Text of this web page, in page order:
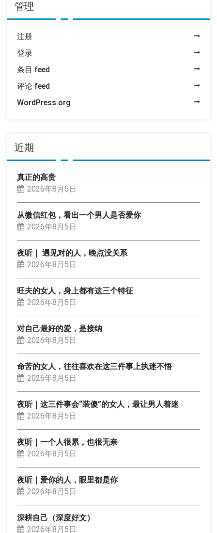
管理
注册
登录
条目 feed
评论 feed
WordPress.org
近期
真正的高贵
2026年8月5日
从微信红包，看出一个男人是否爱你
2026年8月5日
夜听｜ 遇见对的人，晚点没关系
2026年8月5日
旺夫的女人，身上都有这三个特征
2026年8月5日
对自己最好的爱，是接纳
2026年8月5日
命苦的女人，往往喜欢在这三件事上执迷不悟
2026年8月5日
夜听｜这三件事会“装傻”的女人，最让男人着迷
2026年8月5日
夜听｜一个人很累，也很无奈
2026年8月5日
夜听｜爱你的人，眼里都是你
2026年8月5日
深耕自己（深度好文）
2026年8月5日